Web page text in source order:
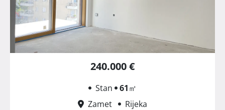
240.000 €
Stan 61㎡
Zamet
Rijeka